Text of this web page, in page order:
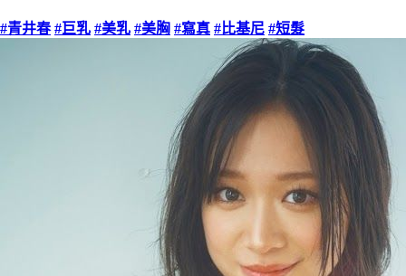
#青井春 #巨乳 #美乳 #美胸 #寫真 #比基尼 #短髮